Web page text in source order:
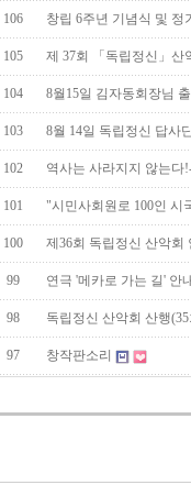
106 창립 6주년 기념식 및 정
105 제 37회 「독립정신」산
104 8월15일 김자동회장님
103 8월 14일 독립정신 답사
102 역사는 사라지지 않는
101 "시민사회원로 100인 시
100 제36회 독립정신 산악회
99 연극 '메카로 가는 길' 안
98 독립정신 산악회 산행
97 창작판소리